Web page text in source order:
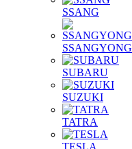
SSANG
SSANGYONG
SUBARU
SUZUKI
TATRA
TESLA